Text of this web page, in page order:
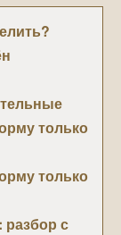
только
только
разбор с